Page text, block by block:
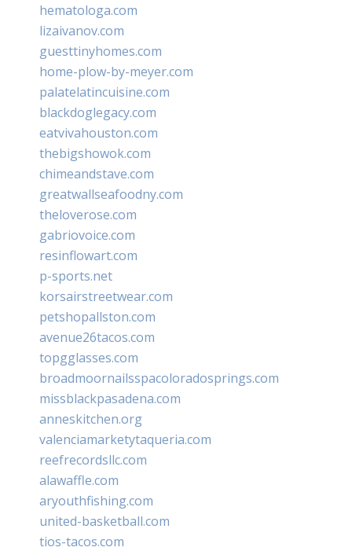
hematologa.com
lizaivanov.com
guesttinyhomes.com
home-plow-by-meyer.com
palatelatincuisine.com
blackdoglegacy.com
eatvivahouston.com
thebigshowok.com
chimeandstave.com
greatwallseafoodny.com
theloverose.com
gabriovoice.com
resinflowart.com
p-sports.net
korsairstreetwear.com
petshopallston.com
avenue26tacos.com
topgglasses.com
broadmoornailsspacoloradosprings.com
missblackpasadena.com
anneskitchen.org
valenciamarketytaqueria.com
reefrecordsllc.com
alawaffle.com
aryouthfishing.com
united-basketball.com
tios-tacos.com